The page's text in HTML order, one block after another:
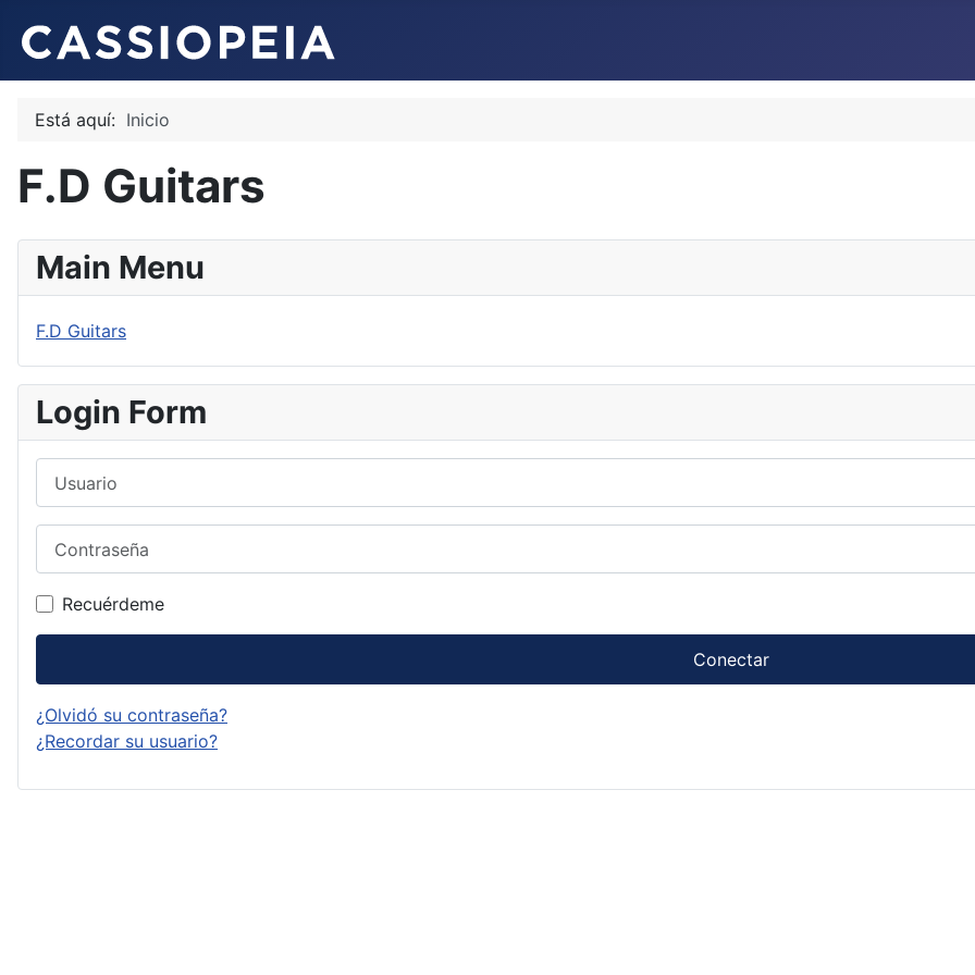
Está aquí: Inicio
F.D Guitars
Main Menu
F.D Guitars
Login Form
Recuérdeme
Conectar
¿Olvidó su contraseña?
¿Recordar su usuario?